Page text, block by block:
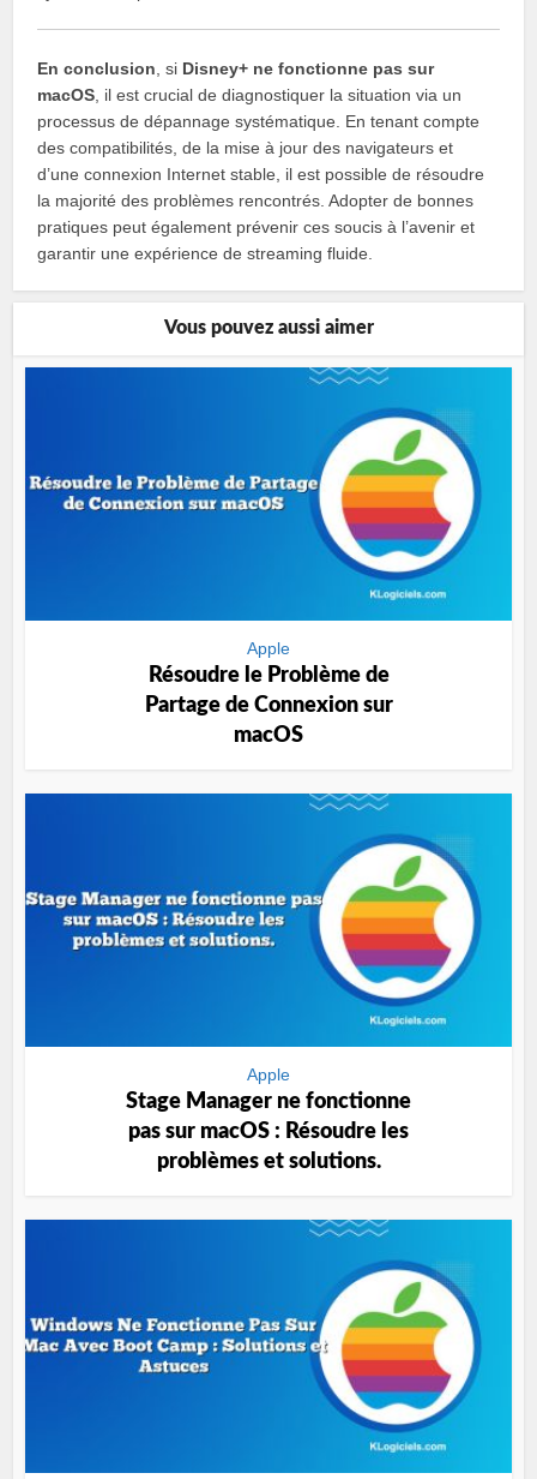
En conclusion , si Disney+ ne fonctionne pas sur
macOS , il est crucial de diagnostiquer la situation via un
processus de dépannage systématique. En tenant compte
des compatibilités, de la mise à jour des navigateurs et
d’une connexion Internet stable, il est possible de résoudre
la majorité des problèmes rencontrés. Adopter de bonnes
pratiques peut également prévenir ces soucis à l’avenir et
garantir une expérience de streaming fluide.
Vous pouvez aussi aimer
Apple
Résoudre le Problème de
Partage de Connexion sur
macOS
Apple
Stage Manager ne fonctionne
pas sur macOS : Résoudre les
problèmes et solutions.